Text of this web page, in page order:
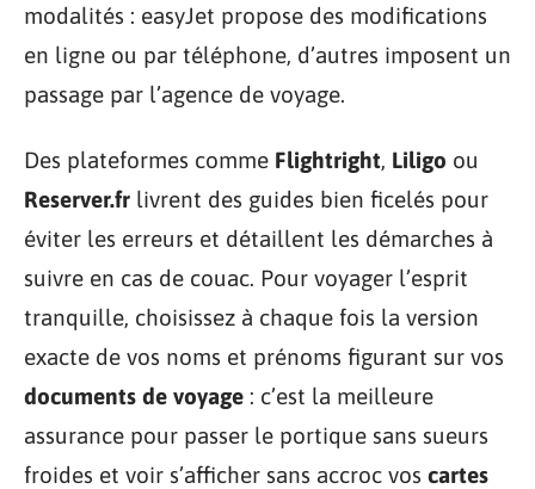
modalités : easyJet propose des modifications
en ligne ou par téléphone, d’autres imposent un
passage par l’agence de voyage.
Des plateformes comme Flightright, Liligo ou
Reserver.fr livrent des guides bien ficelés pour
éviter les erreurs et détaillent les démarches à
suivre en cas de couac. Pour voyager l’esprit
tranquille, choisissez à chaque fois la version
exacte de vos noms et prénoms figurant sur vos
documents de voyage : c’est la meilleure
assurance pour passer le portique sans sueurs
froides et voir s’afficher sans accroc vos cartes